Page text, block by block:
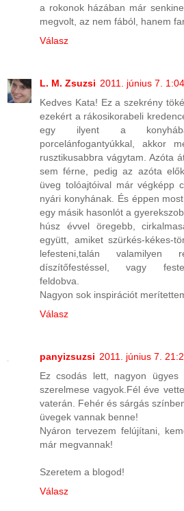
a rokonok házában már
megvolt, az nem fából, hanem
Válasz
L. M. Zsuzsi 2011. június 7. 1:04
Kedves Kata! Ez a szekrény
ezekért a rákosikorabeli
egy ilyent a
porcelánfogantyúkkal, akkor
rusztikusabbra vágytam. Azóta
sem férne, pedig az azóta
üveg tolóajtóival már végképp
nyári konyhának. És éppen
egy másik hasonlót a
húsz évvel öregebb,
együtt, amiket szürkés-kékes-
lefesteni,talán valamilyen
díszítőfestéssel, vagy
feldobva.
Nagyon sok inspirációt
Válasz
panyizsuzsi 2011. június 7.
Ez csodás lett, nagyon
szerelmese vagyok.Fél éve
vaterán. Fehér és sárgás
üvegek vannak benne!
Nyáron tervezem felújítani,
már megvannak!
Szeretem a blogod!
Válasz